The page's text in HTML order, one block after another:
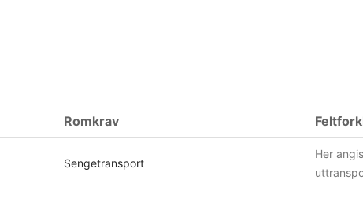
Romkrav
Sengetransport
Her